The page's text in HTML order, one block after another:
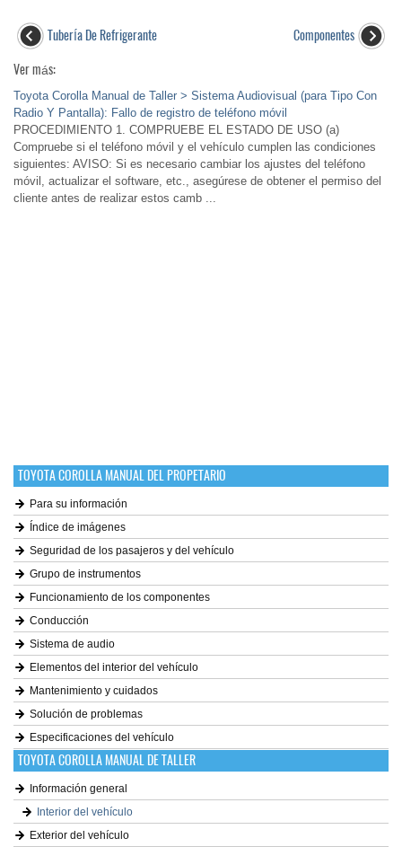
TuberÍa De Refrigerante
Componentes
Ver más:
Toyota Corolla Manual de Taller > Sistema Audiovisual (para Tipo Con
Radio Y Pantalla): Fallo de registro de teléfono móvil
PROCEDIMIENTO 1. COMPRUEBE EL ESTADO DE USO (a)
Compruebe si el teléfono móvil y el vehículo cumplen las condiciones
siguientes: AVISO: Si es necesario cambiar los ajustes del teléfono
móvil, actualizar el software, etc., asegúrese de obtener el permiso del
cliente antes de realizar estos camb ...
TOYOTA COROLLA MANUAL DEL PROPETARIO
Para su información
Índice de imágenes
Seguridad de los pasajeros y del vehículo
Grupo de instrumentos
Funcionamiento de los componentes
Conducción
Sistema de audio
Elementos del interior del vehículo
Mantenimiento y cuidados
Solución de problemas
Especificaciones del vehículo
TOYOTA COROLLA MANUAL DE TALLER
Información general
Interior del vehículo
Exterior del vehículo